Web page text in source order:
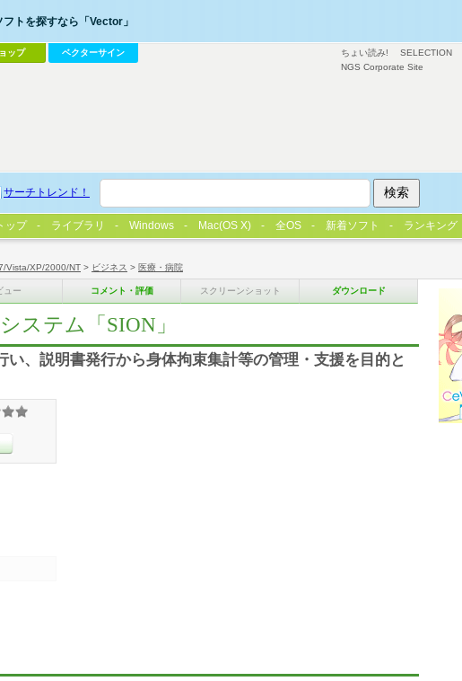
Vista/XP/2000/NT > ビジネス > 医療・病院
ュー コメント・評価 スクリーンショット ダウンロード
ステム「SION」
い、説明書発行から身体拘束集計等の管理・支援を目的と
ちょい読み! SELECTION
NGS Corporate Site
トを探すなら「Vector」
ップ ベクターサイン
サーチトレンド！
ップ ライブラリ Windows Mac(OS X) 全OS 新着ソフト ランキング